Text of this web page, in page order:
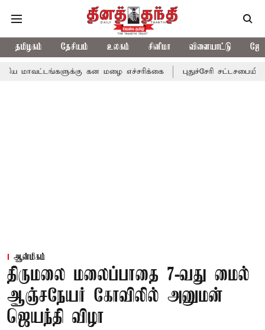
தமிழகம் தேசியம் உலகம் சினிமா விளையாட்டு
கன மழை எச்சரிக்கை புதுச்சேரி சட்டசபையில் வரும்
ஆன்மிகம்
திருமலை மலைப்பாதை 7-வது மைல்
ஆஞ்சநேயர் கோவிலில் அனுமன்
ஜெயந்தி விழா